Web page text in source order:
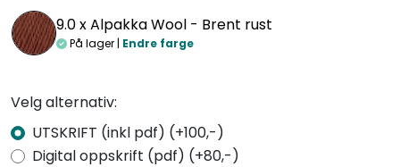
9.0 xAlpakka Wool - Brent rust
På lager | Endre farge
Velg alternativ:
UTSKRIFT (inkl pdf) (+100,-)
Digital oppskrift (pdf) (+80,-)